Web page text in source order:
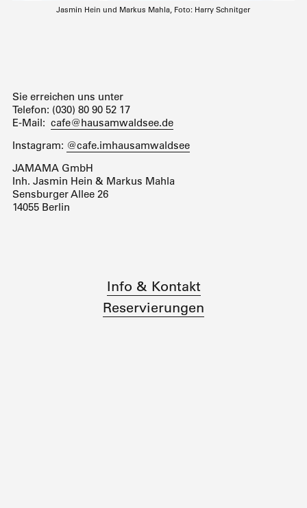
Jasmin Hein und Markus Mahla, Foto: Harry Schnitger
Sie erreichen uns unter
Telefon: (030) 80 90 52 17
E-Mail: cafe@hausamwaldsee.de
Instagram: @cafe.imhausamwaldsee
JAMAMA GmbH
Inh. Jasmin Hein & Markus Mahla
Sensburger Allee 26
14055 Berlin
Info & Kontakt
Reservierungen